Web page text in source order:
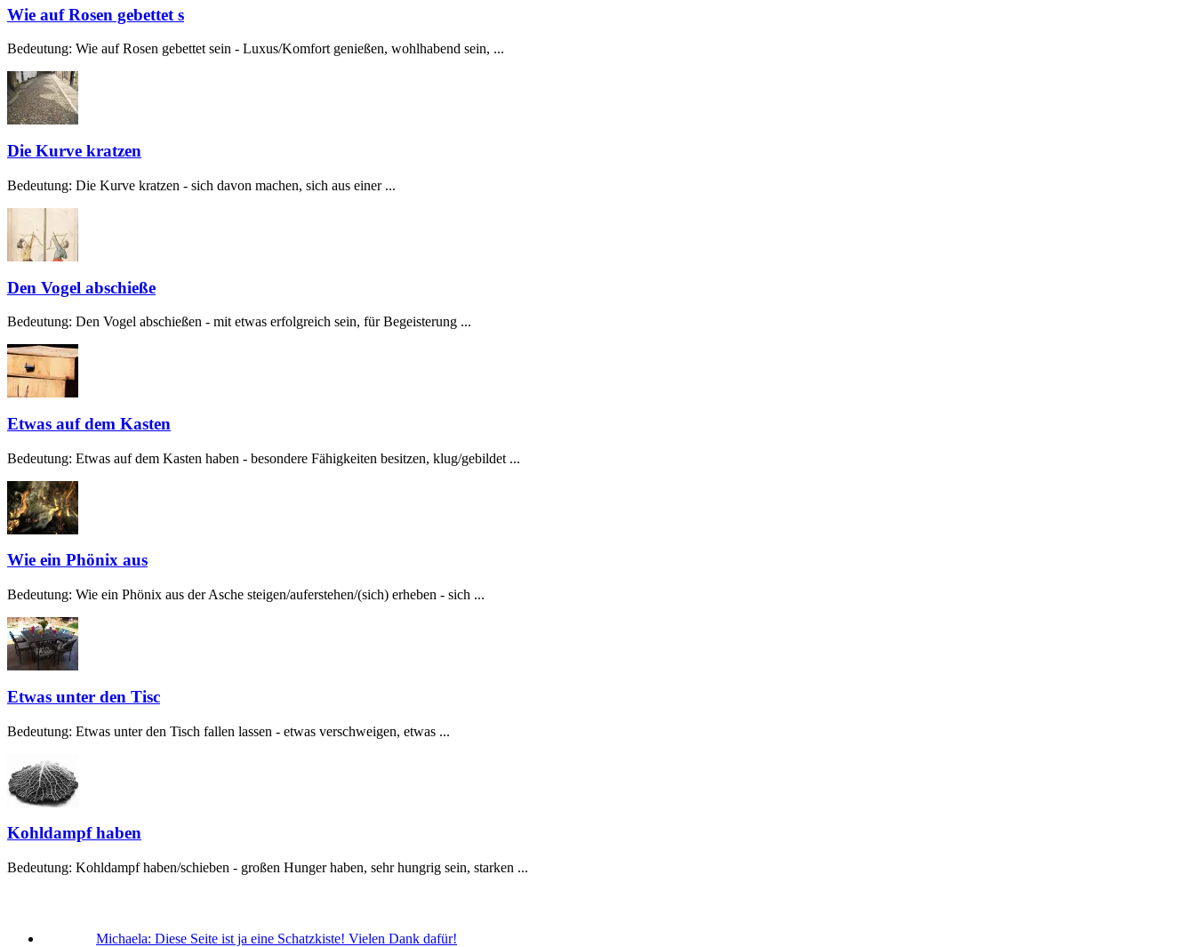
Wie auf Rosen gebettet s
Bedeutung: Wie auf Rosen gebettet sein - Luxus/Komfort genießen, wohlhabend sein, ...
Die Kurve kratzen
Bedeutung: Die Kurve kratzen - sich davon machen, sich aus einer ...
Den Vogel abschieße
Bedeutung: Den Vogel abschießen - mit etwas erfolgreich sein, für Begeisterung ...
Etwas auf dem Kasten
Bedeutung: Etwas auf dem Kasten haben - besondere Fähigkeiten besitzen, klug/gebildet ...
Wie ein Phönix aus
Bedeutung: Wie ein Phönix aus der Asche steigen/auferstehen/(sich) erheben - sich ...
Etwas unter den Tisc
Bedeutung: Etwas unter den Tisch fallen lassen - etwas verschweigen, etwas ...
Kohldampf haben
Bedeutung: Kohldampf haben/schieben - großen Hunger haben, sehr hungrig sein, starken ...
Michaela: Diese Seite ist ja eine Schatzkiste! Vielen Dank dafür!